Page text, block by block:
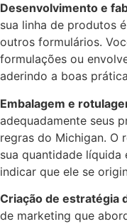
Desenvolvimento e
sua linha de produtos
outros formulários.
formulações ou
aderindo a boas
Embalagem e
adequadamente seus
regras do Michigan. O
sua quantidade
indicar que ele se
Criação de estratégia
de marketing que